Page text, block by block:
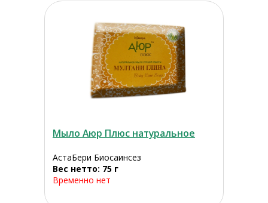
Мыло Аюр Плюс натуральное
АстаБери Биосаинсез
Вес нетто: 75 г
Временно нет